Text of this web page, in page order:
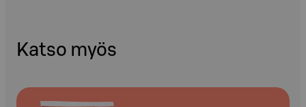
Katso myös